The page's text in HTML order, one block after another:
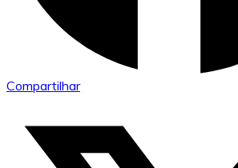
Compartilhar